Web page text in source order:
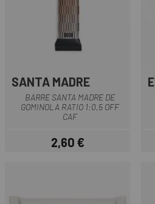
SANTA MADRE
BARRE SANTA MADRE DE
GOMINOLA RATIO 1:0,5 OFF
CAF
Prix
2,60 €